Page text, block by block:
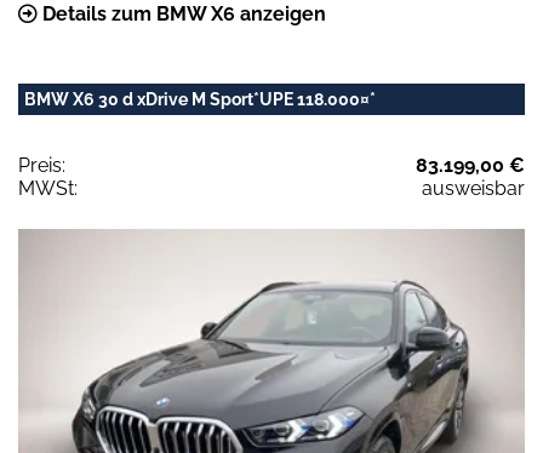
Details zum BMW X6 anzeigen
BMW X6 30 d xDrive M Sport*UPE 118.000¤*
Preis:
83.199,00 €
MWSt:
ausweisbar